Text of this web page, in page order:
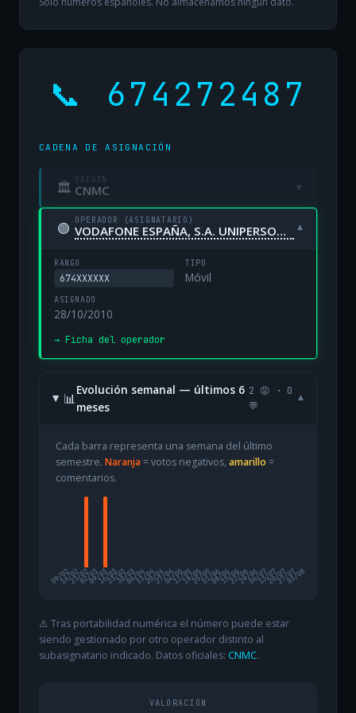
📞 674272487
CADENA DE ASIGNACIÓN
🏛 ORIGEN
CNMC ▾
🟢 OPERADOR (ASIGNATARIO)
VODAFONE ESPAÑA, S.A. UNIPERSONAL ▾
RANGO
674XXXXXX
TIPO
Móvil
ASIGNADO
28/10/2010
→ Ficha del operador
📊
Evolución semanal — últimos 6
meses
2 😡 · 0
💬
▾
Cada barra representa una semana del último
semestre. Naranja= votos negativos, amarillo =
comentarios.
09/02
16/0223/0202/0309/0316/0323/0330/0306/0413/0420/0427/0404/0511/0518/0525/0501/0608/0615/0622/0629/0606/0713/0720/0727/07
03/08
⚠️ Tras portabilidad numérica el número puede estar
siendo gestionado por otro operador distinto al
subasignatario indicado. Datos oficiales: CNMC.
VALORACIÓN